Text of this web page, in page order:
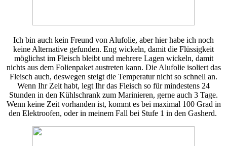
Ich bin auch kein Freund von Alufolie, aber hier habe ich noch
keine Alternative gefunden. Eng wickeln, damit die Flüssigkeit
möglichst im Fleisch bleibt und mehrere Lagen wickeln, damit
nichts aus dem Folienpaket austreten kann. Die Alufolie isoliert das
Fleisch auch, deswegen steigt die Temperatur nicht so schnell an.
Wenn Ihr Zeit habt, legt Ihr das Fleisch so für mindestens 24
Stunden in den Kühlschrank zum Marinieren, gerne auch 3 Tage.
Wenn keine Zeit vorhanden ist, kommt es bei maximal 100 Grad in
den Elektroofen, oder in meinem Fall bei Stufe 1 in den Gasherd.